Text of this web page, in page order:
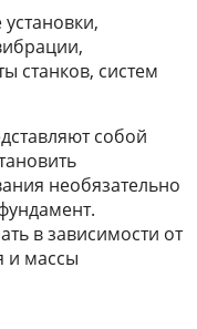
станков, систем
собой
необязательно
в зависимости от
и массы